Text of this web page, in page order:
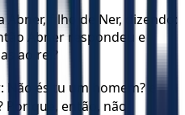
Abner, filho de Ner, dizendo:
Abner respondeu e
ao rei?
és tu um homem? e
Por que, então, não